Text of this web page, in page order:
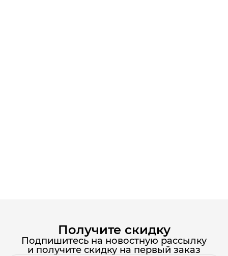
Получите скидку
Подпишитесь на новостную рассылку
и получите скидку на первый заказ